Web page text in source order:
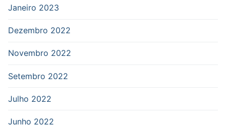
Janeiro 2023
Dezembro 2022
Novembro 2022
Setembro 2022
Julho 2022
Junho 2022